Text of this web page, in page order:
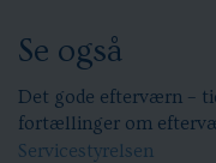
Se også
Det gode efterværn –
fortællinger om
Servicestyrelsen